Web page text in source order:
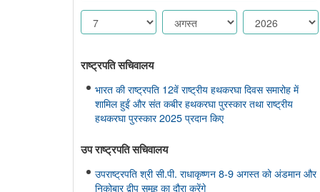
राष्ट्रपति सचिवालय
भारत की राष्ट्रपति 12वें राष्ट्रीय हथकरघा दिवस समारोह में
शामिल हुईं और संत कबीर हथकरघा पुरस्कार तथा राष्ट्रीय
हथकरघा पुरस्कार 2025 प्रदान किए
उप राष्ट्रपति सचिवालय
उपराष्ट्रपति श्री सी.पी. राधाकृष्णन 8-9 अगस्त को अंडमान और
निकोबार द्वीप समूह का दौरा करेंगे